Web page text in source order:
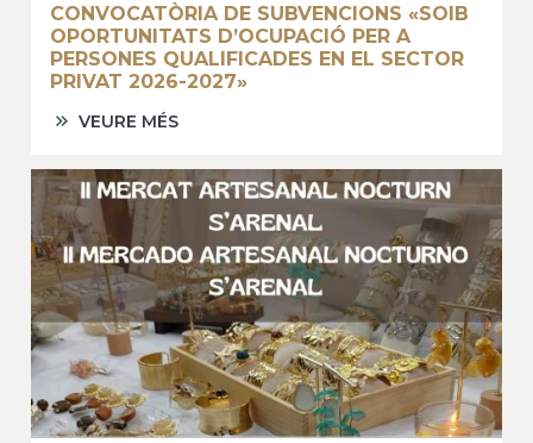
CONVOCATÒRIA DE SUBVENCIONS «SOIB
OPORTUNITATS D’OCUPACIÓ PER A
PERSONES QUALIFICADES EN EL SECTOR
PRIVAT 2026-2027»
VEURE MÉS